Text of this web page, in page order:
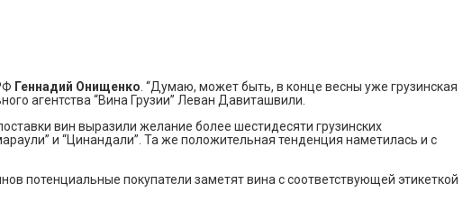
Геннадий Онищенко . “Думаю, может быть, в конце весны уже грузинская
агентства “Вина Грузии” Леван Давиташвили.
вин выразили желание более шестидесяти грузинских
и “Цинандали”. Та же положительная тенденция наметилась и с
потенциальные покупатели заметят вина с соответствующей этикеткой